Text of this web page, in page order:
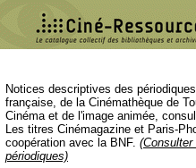
Notices descriptives des
française, de la Cinémathèque de
Cinéma et de l'image animée,
Les titres Cinémagazine et Paris-
coopération avec la BNF.
périodiques)